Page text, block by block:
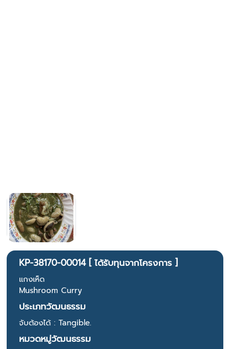
KP-38170-00014 [ ได้รับทุนจากโครงการ ]
แกงเห็ด
Mushroom Curry
ประเภทวัฒนธรรม
จับต้องได้ : Tangible.
หมวดหมู่วัฒนธรรม